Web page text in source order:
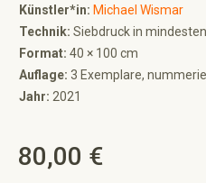
Künstler*in: Michael Wismar
Technik: Siebdruck in
Format: 40 × 100 cm
Auflage: 3 Exemplare,
Jahr: 2021
Regulärer Preis:
80,00 €